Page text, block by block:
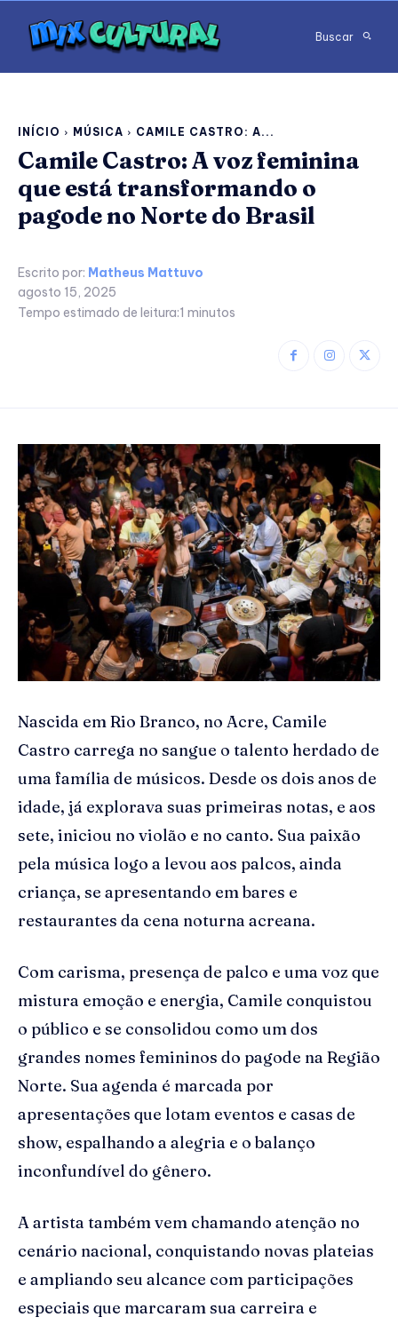
Buscar
INÍCIO MÚSICA CAMILE CASTRO: A...
Camile Castro: A voz feminina
que está transformando o
pagode no Norte do Brasil
Escrito por: Matheus Mattuvo
agosto 15, 2025
Tempo estimado de leitura:1 minutos
Nascida em Rio Branco, no Acre, Camile
Castro carrega no sangue o talento herdado de
uma família de músicos. Desde os dois anos de
idade, já explorava suas primeiras notas, e aos
sete, iniciou no violão e no canto. Sua paixão
pela música logo a levou aos palcos, ainda
criança, se apresentando em bares e
restaurantes da cena noturna acreana.
Com carisma, presença de palco e uma voz que
mistura emoção e energia, Camile conquistou
o público e se consolidou como um dos
grandes nomes femininos do pagode na Região
Norte. Sua agenda é marcada por
apresentações que lotam eventos e casas de
show, espalhando a alegria e o balanço
inconfundível do gênero.
A artista também vem chamando atenção no
cenário nacional, conquistando novas plateias
e ampliando seu alcance com participações
especiais que marcaram sua carreira e